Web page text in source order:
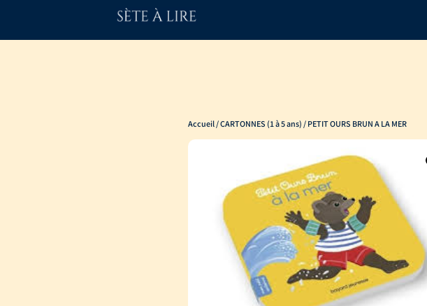
Accueil/CARTONNES (1 à 5 ans) / PETIT OURS BRUN A LA MER